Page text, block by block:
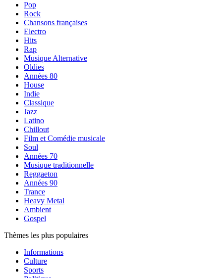
Pop
Rock
Chansons françaises
Electro
Hits
Rap
Musique Alternative
Oldies
Années 80
House
Indie
Classique
Jazz
Latino
Chillout
Film et Comédie musicale
Soul
Années 70
Musique traditionnelle
Reggaeton
Années 90
Trance
Heavy Metal
Ambient
Gospel
Thèmes les plus populaires
Informations
Culture
Sports